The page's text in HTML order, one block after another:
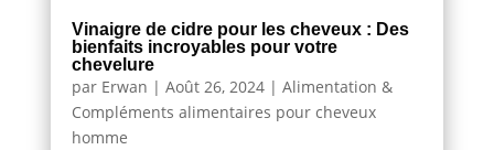
Vinaigre de cidre pour les cheveux : Des
bienfaits incroyables pour votre
chevelure
par Erwan | Août 26, 2024| Alimentation &
Compléments alimentaires pour cheveux
homme